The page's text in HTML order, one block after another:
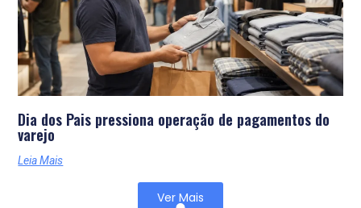
Dia dos Pais pressiona operação de pagamentos do
varejo
Leia Mais
Ver Mais